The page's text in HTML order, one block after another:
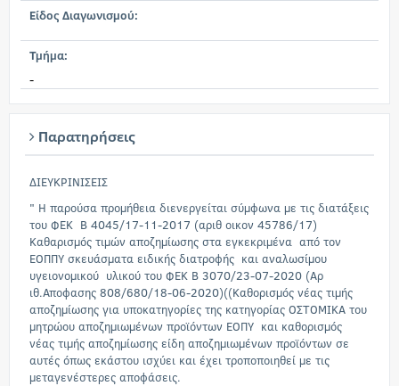
Είδος Διαγωνισμού:
Τμήμα:
-
Παρατηρήσεις
ΔΙΕΥΚΡΙΝΙΣΕΙΣ
" Η παρούσα προμήθεια διενεργείται σύμφωνα με τις διατάξεις
του ΦΕΚ Β 4045/17-11-2017 (αριθ οικον 45786/17)
Καθαρισμός τιμών αποζημίωσης στα εγκεκριμένα από τον
ΕΟΠΠΥ σκευάσματα ειδικής διατροφής και αναλωσίμου
υγειονομικού υλικού του ΦΕΚ Β 3070/23-07-2020 (Αρ
ιθ.Αποφασης 808/680/18-06-2020)((Καθορισμός νέας τιμής
αποζημίωσης για υποκατηγορίες της κατηγορίας ΟΣΤΟΜΙΚΑ του
μητρώου αποζημιωμένων προϊόντων ΕΟΠΥ και καθορισμός
νέας τιμής αποζημίωσης είδη αποζημιωμένων προϊόντων σε
αυτές όπως εκάστου ισχύει και έχει τροποποιηθεί με τις
μεταγενέστερες αποφάσεις.